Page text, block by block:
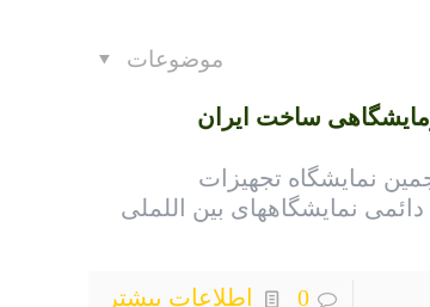
موضوعات
ساخت ایران
شرکت در پنجمین نمایشگاه تجهیزات
نمایشگاههای بین اللملی
0 اطلاعات بیشتر